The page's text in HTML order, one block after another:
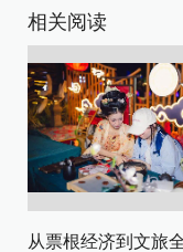
相关阅读